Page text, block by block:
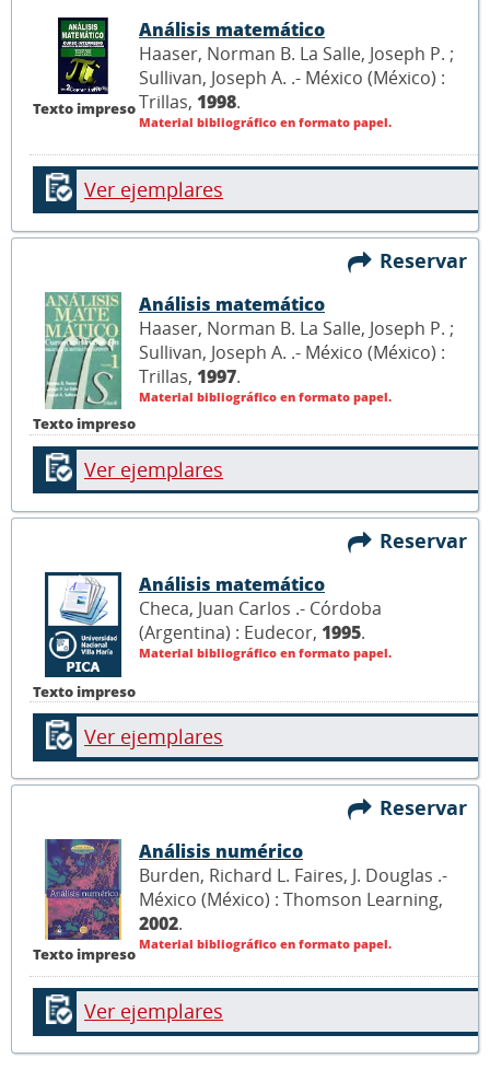
Texto impreso
Análisis matemático
Haaser, Norman B. La Salle, Joseph P. ;
Sullivan, Joseph A. .- México (México) :
Trillas, 1998.
Material bibliográfico en formato papel.
Ver ejemplares
Reservar
Texto impreso
Análisis matemático
Haaser, Norman B. La Salle, Joseph P. ;
Sullivan, Joseph A. .- México (México) :
Trillas, 1997.
Material bibliográfico en formato papel.
Ver ejemplares
Reservar
Texto impreso
Análisis matemático
Checa, Juan Carlos .- Córdoba
(Argentina) : Eudecor, 1995.
Material bibliográfico en formato papel.
Ver ejemplares
Reservar
Texto impreso
Análisis numérico
Burden, Richard L. Faires, J. Douglas .-
México (México) : Thomson Learning,
2002.
Material bibliográfico en formato papel.
Ver ejemplares